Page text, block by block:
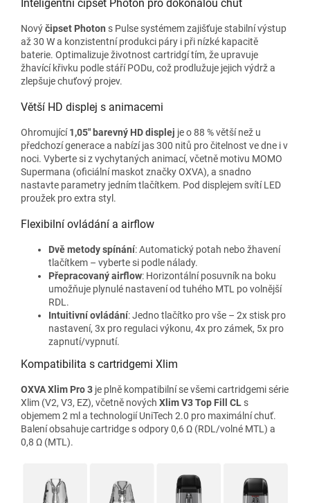
Inteligentní čipset Photon pro dokonalou chuť
Novýčipset Photon s Pulse systémem zajišťuje stabilní výstup
až 30 W a konzistentní produkci páry i při nízké kapacitě
baterie. Optimalizuje životnost cartridgí tím, že upravuje
žhavící křivku podle stáří PODu, což prodlužuje jejich výdrž a
zlepšuje chuťový projev.
Větší HD displej s animacemi
Ohromující 1,05" barevný HD displej je o 88 % větší než u
předchozí generace a nabízí jas 300 nitů pro čitelnost ve dne i v
noci. Vyberte si z vychytaných animací, včetně motivu MOMO
Supermana (oficiální maskot značky OXVA), a snadno
nastavte parametry jedním tlačítkem. Pod displejem svítí LED
proužek pro extra styl.
Flexibilní ovládání a airflow
Dvě metody spínání: Automatický potah nebo žhavení
tlačítkem – vyberte si podle nálady.
Přepracovaný airflow: Horizontální posuvník na boku
umožňuje plynulé nastavení od tuhého MTL po volnější
RDL.
Intuitivní ovládání: Jedno tlačítko pro vše – 2x stisk pro
nastavení, 3x pro regulaci výkonu, 4x pro zámek, 5x pro
zapnutí/vypnutí.
Kompatibilita s cartridgemi Xlim
OXVA Xlim Pro 3 je plně kompatibilní se všemi cartridgemi série
Xlim (V2, V3, EZ), včetně nových Xlim V3 Top Fill CL s
objemem 2 ml a technologií UniTech 2.0 pro maximální chuť.
Balení obsahuje cartridge s odpory 0,6 Ω (RDL/volné MTL) a
0,8 Ω (MTL).